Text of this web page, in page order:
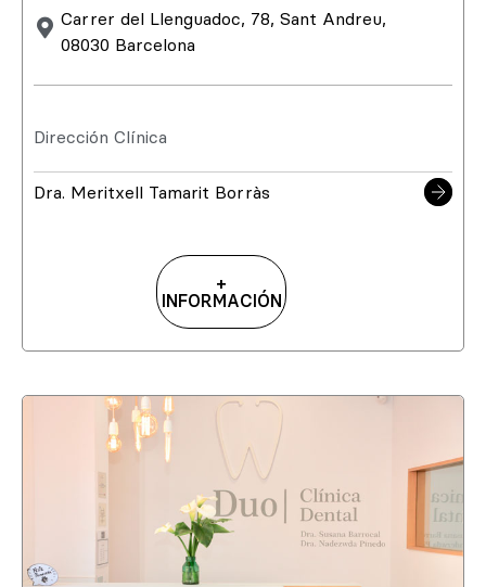
Carrer del Llenguadoc, 78, Sant Andreu,
08030 Barcelona
Dirección Clínica
Dra. Meritxell Tamarit Borràs
+
INFORMACIÓN